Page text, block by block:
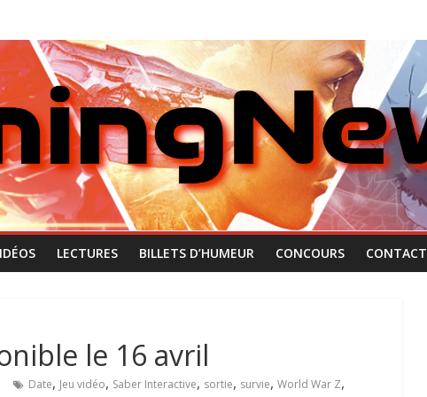
LECTURES BILLETS D’HUMEUR CONCOURS CONTACT
le 16 avril
Date, Jeu vidéo, Saber Interactive, sortie, survie, World War Z,